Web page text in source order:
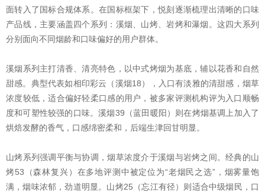
面转入了国标合规体系。在国标框架下，悦刻逐渐梳理出清晰的口味
产品线，主要涵盖四个系列：溪烟、山烤、岩烤和瀑烟。这四大系列
分别面向不同烟龄和口味偏好的用户群体。
溪烟系列主打清香、清亮特色，以中式烤烟为基底，辅以花香和自然
甜感。典型代表如相印彩云（溪烟18），入口有淡雅的清甜感，烟草
浓度较低，适合偏好轻柔口感的用户，被多家评测机构评为入口顺畅
度和可塑性较强的口味。溪烟39（蓝田暖阳）则在烤烟基调上加入了
烘焙发酵的香气，口感绵密柔和，后端生津回甘明显。
山烤系列强调平衡与协调，烟草浓度介于溪烟与岩烤之间。经典的山
烤53（森林复兴）在多地评测中被定位为“老烟民之选”，烟雾量饱
满，烟味浓郁，劲道明显。山烤25（忘江有径）则适合中级烟民，口